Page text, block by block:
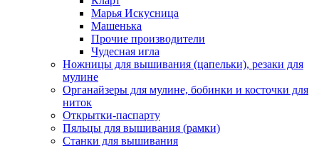
Марья Искусница
Машенька
Прочие производители
Чудесная игла
Ножницы для вышивания (цапельки), резаки для
мулине
Органайзеры для мулине, бобинки и косточки для
ниток
Открытки-паспарту
Пяльцы для вышивания (рамки)
Станки для вышивания